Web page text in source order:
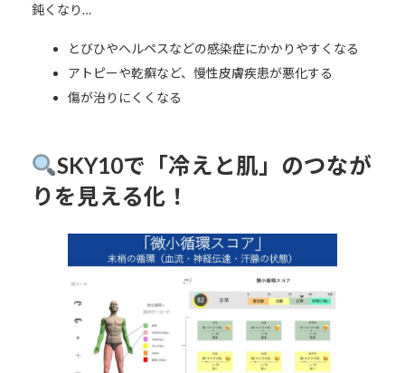
鈍くなり…
とびひやヘルペスなどの感染症にかかりやすくなる
アトピーや乾癬など、慢性皮膚疾患が悪化する
傷が治りにくくなる
SKY10で「冷えと肌」のつなが
りを見える化！